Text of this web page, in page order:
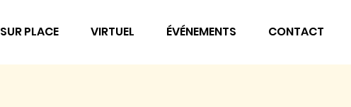
SUR PLACE VIRTUEL ÉVÉNEMENTS CONTACT